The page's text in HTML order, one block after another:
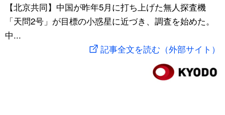
文化
動画/Live
スポーツ・東京2020
【北京共同】中国が昨年5月に打ち上げた無人探査機
「天問2号」が目標の小惑星に近づき、調査を始めた。
中...
記事全文を読む（外部サイト）